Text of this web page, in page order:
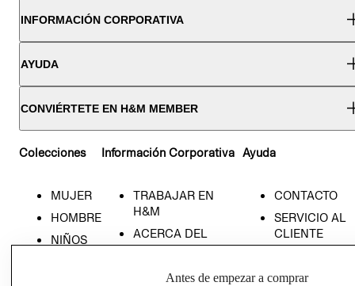
INFORMACIÓN CORPORATIVA
AYUDA
CONVIÉRTETE EN H&M MEMBER
Colecciones
MUJER
HOMBRE
NIÑOS
Información Corporativa
TRABAJAR EN
H&M
ACERCA DEL
GRUPO H&M
RESPONSABILIDAD
Ayuda
CONTACTO
SERVICIO AL
CLIENTE
NUESTRAS
Antes de empezar a comprar